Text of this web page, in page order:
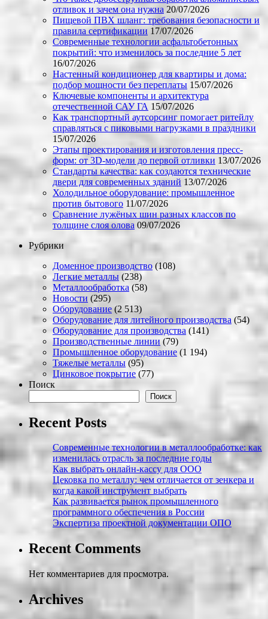
отливок и зачем она нужна 20/07/2026
Пищевой ПВХ шланг: требования безопасности и
правила сертификации 17/07/2026
Современные технологии асфальтобетонных
покрытий: что изменилось за последние 5 лет
16/07/2026
Настенный кондиционер для квартиры и дома:
подбор мощности без переплаты 15/07/2026
Ключевые компоненты и архитектура
отечественной САУ ГА 15/07/2026
Как транспортный аутсорсинг помогает ритейлу
справляться с пиковыми нагрузками в праздники
15/07/2026
Этапы проектирования и изготовления пресс-
форм: от 3D-модели до первой отливки 13/07/2026
Стандарты качества: как создаются технические
двери для современных зданий 13/07/2026
Холодильное оборудование: промышленное
против бытового 11/07/2026
Сравнение лужёных шин разных классов по
толщине слоя олова 09/07/2026
Рубрики
Доменное производство (108)
Легкие металлы (238)
Металлообработка (58)
Новости (295)
Оборудование (2 513)
Оборудование для литейного производства (54)
Оборудование для производства (141)
Производственные линии (79)
Промышленное оборудование (1 194)
Тяжелые металлы (95)
Цинковое покрытие (77)
Поиск
Поиск
Recent Posts
Современные технологии в металлообработке: как
изменилась отрасль за последние годы
Как выбрать онлайн-кассу для ООО
Цековка по металлу: чем отличается от зенкера и
когда какой инструмент выбрать
Как развивается рынок промышленного
программного обеспечения в России
Экспертиза проектной документации ОПО
Recent Comments
Нет комментариев для просмотра.
Archives